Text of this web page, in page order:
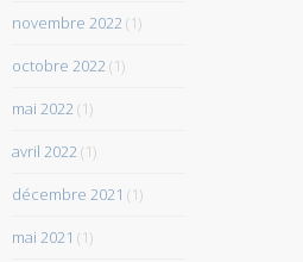
novembre 2022 (1)
octobre 2022 (1)
mai 2022 (1)
avril 2022 (1)
décembre 2021 (1)
mai 2021 (1)